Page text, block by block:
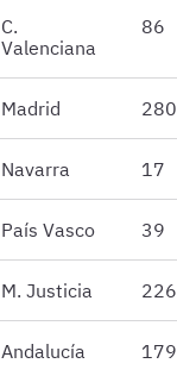
C.
Valenciana
86
Madrid 280
Navarra 17
País Vasco 39
M. Justicia 226
Andalucía 179